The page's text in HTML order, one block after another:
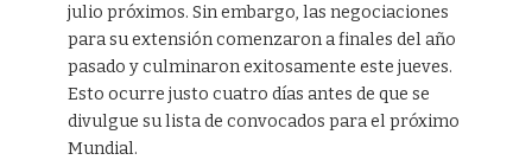
julio próximos. Sin embargo, las negociaciones
para su extensión comenzaron a finales del año
pasado y culminaron exitosamente este jueves.
Esto ocurre justo cuatro días antes de que se
divulgue su lista de convocados para el próximo
Mundial.